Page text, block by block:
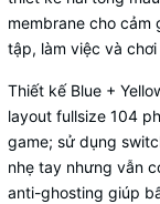
membrane cho cảm
tập, làm việc và
Thiết kế Blue +
layout fullsize 104
game; sử dụng
nhẹ tay nhưng vẫn
anti-ghosting giúp